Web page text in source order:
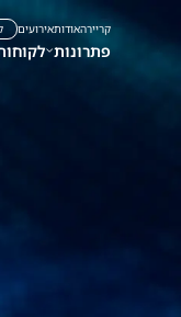
קריירהאודותאירועים
פתרונות